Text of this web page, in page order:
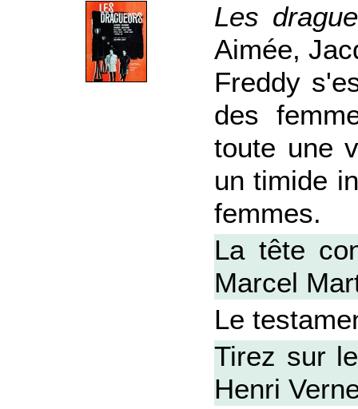
Les
Aimée,
Freddy
des
toute une
un timide
femmes.
La tête
Marcel
Le
Tirez sur
Henri